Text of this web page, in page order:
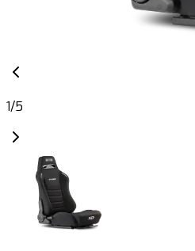
1/5